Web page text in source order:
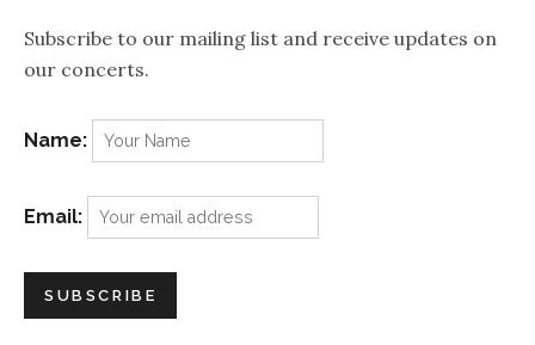
Subscribe to our mailing list and receive updates on
our concerts.
Name:
Email: